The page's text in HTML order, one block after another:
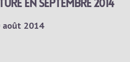
en septembre 2014
août 2014